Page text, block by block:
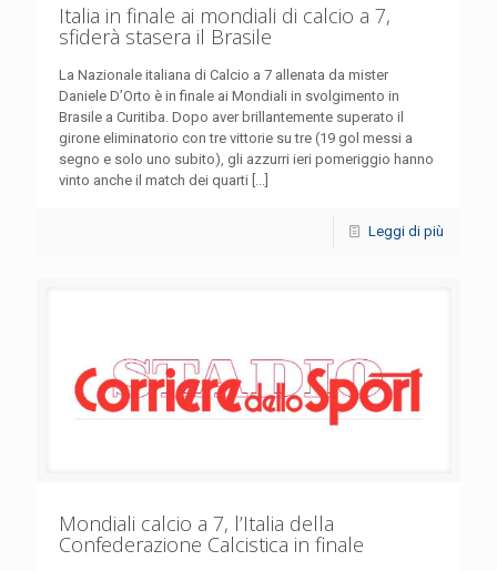
Italia in finale ai mondiali di calcio a 7,
sfiderà stasera il Brasile
La Nazionale italiana di Calcio a 7 allenata da mister
Daniele D’Orto è in finale ai Mondiali in svolgimento in
Brasile a Curitiba. Dopo aver brillantemente superato il
girone eliminatorio con tre vittorie su tre (19 gol messi a
segno e solo uno subito), gli azzurri ieri pomeriggio hanno
vinto anche il match dei quarti [...]
Leggi di più
Mondiali calcio a 7, l’Italia della
Confederazione Calcistica in finale